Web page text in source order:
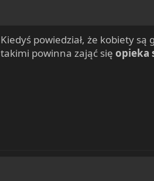
Kiedyś powiedział, że kobiety
takimi powinna zająć się opieka